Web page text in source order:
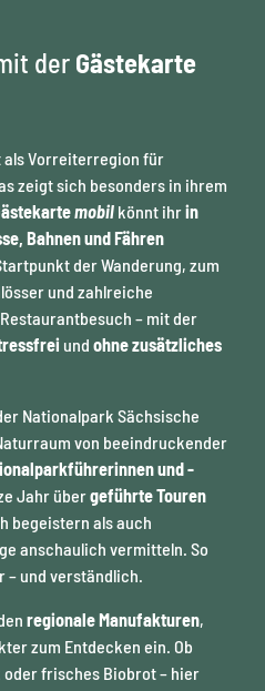
der Gästekarte
als Vorreiterregion für
zeigt sich besonders in ihrem
mobil könnt ihrin
Bahnen und Fähren
der Wanderung, zum
und zahlreiche
– mit der
und ohne zusätzliches
Nationalpark Sächsische
von beeindruckender
und -
Jahr übergeführte Touren
begeistern als auch
anschaulich vermitteln. So
– und verständlich.
regionale Manufakturen,
zum Entdecken ein. Ob
frisches Biobrot – hier